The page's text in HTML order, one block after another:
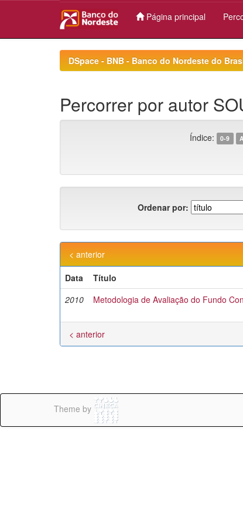
Página principal
DSpace - BNB - Banco do Nordeste do
Percorrer por autor
Índice: 0-9 A
Ordenar por:
< anterior
Data
Título
2010
Metodologia de Avaliação do Fundo
< anterior
Theme by